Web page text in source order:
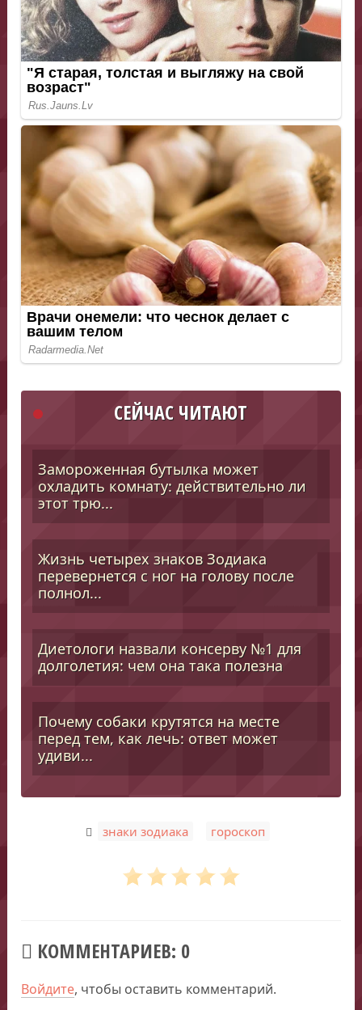
СЕЙЧАС ЧИТАЮТ
Замороженная бутылка может
охладить комнату: действительно ли
этот трю...
Жизнь четырех знаков Зодиака
перевернется с ног на голову после
полнол...
Диетологи назвали консерву №1 для
долголетия: чем она така полезна
Почему собаки крутятся на месте
перед тем, как лечь: ответ может
удиви...
знаки зодиака гороскоп
КОММЕНТАРИЕВ: 0
Войдите, чтобы оставить комментарий.